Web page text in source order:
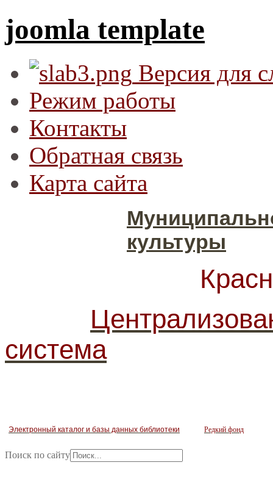
joomla template
Версия для
Режим работы
Контакты
Обратная связь
Карта сайта
культуры
система
Электронный каталог и базы данных библиотеки Редкий фонд
Поиск по сайту